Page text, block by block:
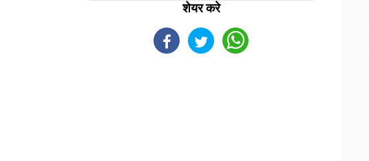
शेयर करे